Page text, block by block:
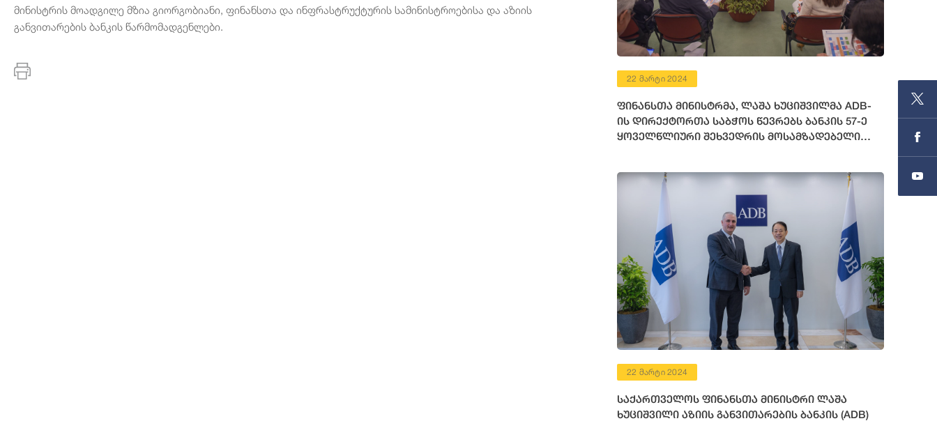
მინისტრის მოადგილე მზია გიორგობიანი, ფინანსთა და ინფრასტრუქტურის სამინისტროებისა და აზიის
განვითარების ბანკის წარმომადგენლები.
22 მარტი 2024
ფინანსთა მინისტრმა, ლაშა ხუციშვილმა ADB-
ის დირექტორთა საბჭოს წევრებს ბანკის 57-ე
ყოველწლიური შეხვედრის მოსამზადებელი
22 მარტი 2024
საქართველოს ფინანსთა მინისტრი ლაშა
ხუციშვილი აზიის განვითარების ბანკის (ADB)